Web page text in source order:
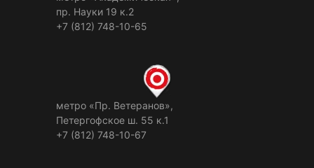
пр. Науки 19 к.2
+7 (812) 748-10-65
метро «Пр. Ветеранов»,
Петергофское ш. 55 к.1
+7 (812) 748-10-67